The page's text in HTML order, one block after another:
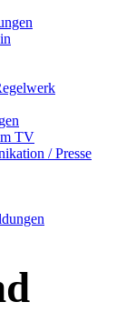
TV
/ Presse